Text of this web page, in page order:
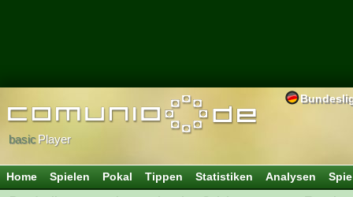
basicPlayer
Home Spielen Pokal Tippen Statistiken Analysen